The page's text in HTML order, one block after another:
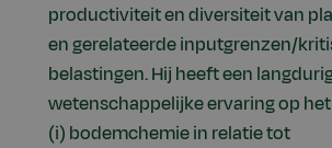
productiviteit en diversiteit van
en gerelateerde inputgrenzen/
belastingen. Hij heeft een
wetenschappelijke ervaring op
(i) bodemchemie in relatie tot